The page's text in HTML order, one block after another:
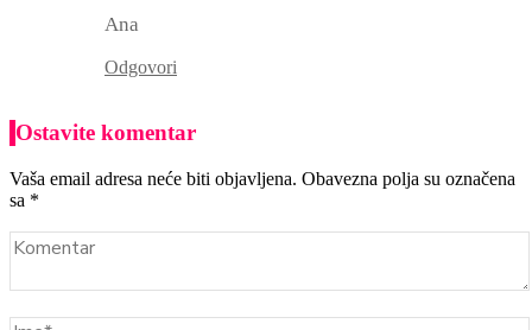
Ana
Odgovori
Ostavite komentar
Vaša email adresa neće biti objavljena. Obavezna polja su označena
sa *